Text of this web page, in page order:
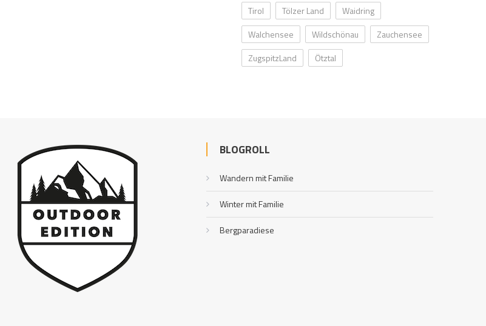
Tirol
Tölzer Land
Waidring
Walchensee
Wildschönau
Zauchensee
ZugspitzLand
Ötztal
BLOGROLL
Wandern mit Familie
Winter mit Familie
Bergparadiese